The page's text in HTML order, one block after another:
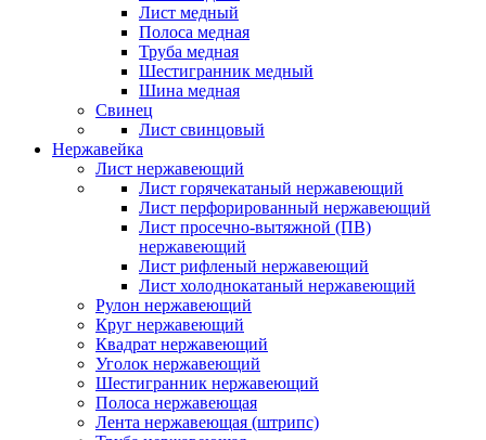
Лист медный
Полоса медная
Труба медная
Шестигранник медный
Шина медная
Свинец
Лист свинцовый
Нержавейка
Лист нержавеющий
Лист горячекатаный нержавеющий
Лист перфорированный нержавеющий
Лист просечно-вытяжной (ПВ)
нержавеющий
Лист рифленый нержавеющий
Лист холоднокатаный нержавеющий
Рулон нержавеющий
Круг нержавеющий
Квадрат нержавеющий
Уголок нержавеющий
Шестигранник нержавеющий
Полоса нержавеющая
Лента нержавеющая (штрипс)